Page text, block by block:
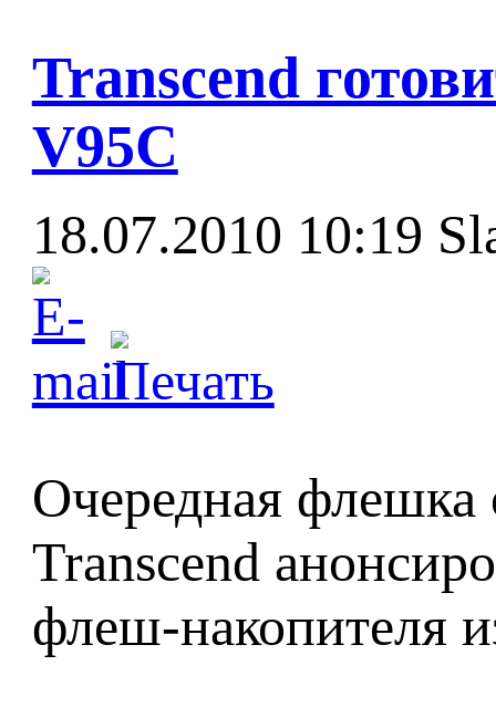
Transcend
V95C
18.07.2010 10:19
Очередная флешка
Transcend
флеш-накопителя